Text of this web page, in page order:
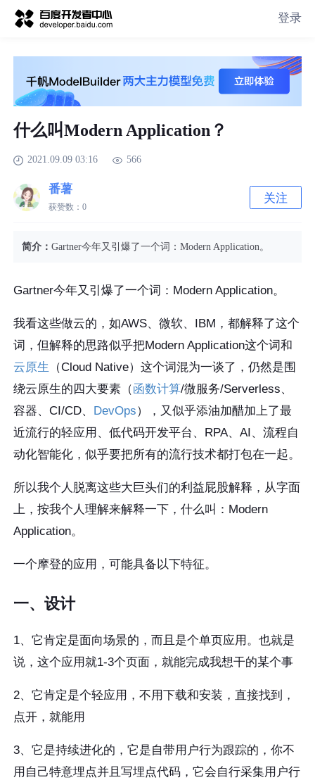
登录
什么叫Modern Application？
2021.09.09 03:16 566
番薯
获赞数：0
关注
简介：Gartner今年又引爆了一个词：Modern Application。
Gartner今年又引爆了一个词：Modern Application。
我看这些做云的，如AWS、微软、IBM，都解释了这个
词，但解释的思路似乎把Modern Application这个词和
云原生
（Cloud Native）这个词混为一谈了，仍然是围
绕云原生的四大要素（函数计算/微服务/Serverless、
容器、CI/CD、 DevOps），又似乎添油加醋加上了最
近流行的轻应用、低代码开发平台、RPA、AI、流程自
动化智能化，似乎要把所有的流行技术都打包在一起。
所以我个人脱离这些大巨头们的利益屁股解释，从字面
上，按我个人理解来解释一下，什么叫：Modern
Application。
一个摩登的应用，可能具备以下特征。
一、设计
1、它肯定是面向场景的，而且是个单页应用。也就是
说，这个应用就1-3个页面，就能完成我想干的某个事
2、它肯定是个轻应用，不用下载和安装，直接找到，
点开，就能用
3、它是持续进化的，它是自带用户行为跟踪的，你不
用自己特意埋点并且写埋点代码，它会自行采集用户行